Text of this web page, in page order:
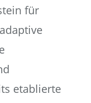
für
etablierte